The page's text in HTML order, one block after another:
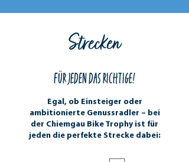
Strecken
Für jeden das richtige!
Egal, ob Einsteiger oder
ambitionierte Genussradler – bei
der Chiemgau Bike Trophy ist für
jeden die perfekte Strecke dabei: